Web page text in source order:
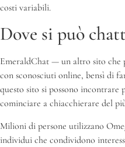
costi variabili.
Dove si può
EmeraldChat — un altro sito che
con sconosciuti online, bensì di
questo sito si possono incontrare
cominciare a chiacchierare del
Milioni di persone utilizzano
individui che condividono